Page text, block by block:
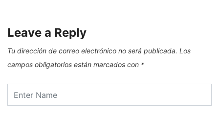
Leave a Reply
Tu dirección de correo electrónico no será publicada. Los
campos obligatorios están marcados con *